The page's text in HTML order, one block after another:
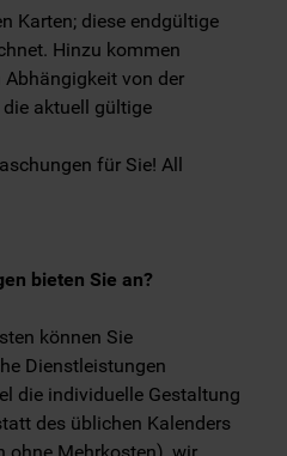
Karten; diese endgültige
Hinzu kommen
von der
aktuell gültige
für Sie! All
bieten Sie an?
können Sie
Dienstleistungen
die individuelle Gestaltung
des üblichen Kalenders